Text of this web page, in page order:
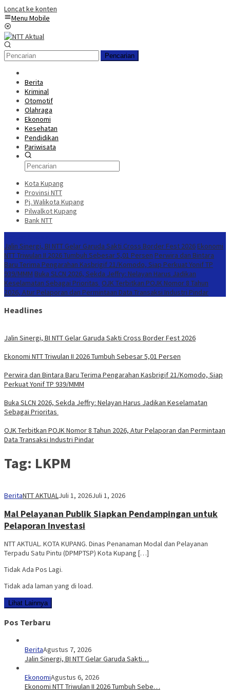
Loncat ke konten
Menu Mobile
Pencarian
Berita
Kriminal
Otomotif
Olahraga
Ekonomi
Kesehatan
Pendidikan
Pariwisata
Kota Kupang
Provinsi NTT
Pj. Walikota Kupang
Pilwalkot Kupang
Bank NTT
Jalin Sinergi, BI NTT Gelar Garuda Sakti Cross Border Fest 2026 Ekonomi
NTT Triwulan II 2026 Tumbuh Sebesar 5,01 Persen Perwira dan Bintara
Baru Terima Pengarahan Kasbrigif 21/Komodo, Siap Perkuat Yonif TP
939/MMM Buka SLCN 2026, Sekda Jeffry: Nelayan Harus Jadikan
Keselamatan Sebagai Prioritas OJK Terbitkan POJK Nomor 8 Tahun
2026, Atur Pelaporan dan Permintaan Data Transaksi Industri Pindar
Headlines
Jalin Sinergi, BI NTT Gelar Garuda Sakti Cross Border Fest 2026
Ekonomi NTT Triwulan II 2026 Tumbuh Sebesar 5,01 Persen
Perwira dan Bintara Baru Terima Pengarahan Kasbrigif 21/Komodo, Siap
Perkuat Yonif TP 939/MMM
Buka SLCN 2026, Sekda Jeffry: Nelayan Harus Jadikan Keselamatan
Sebagai Prioritas
OJK Terbitkan POJK Nomor 8 Tahun 2026, Atur Pelaporan dan Permintaan
Data Transaksi Industri Pindar
Tag: LKPM
BeritaNTT AKTUALJuli 1, 2026Juli 1, 2026
Mal Pelayanan Publik Siapkan Pendampingan untuk
Pelaporan Investasi
NTT AKTUAL. KOTA KUPANG. Dinas Penanaman Modal dan Pelayanan
Terpadu Satu Pintu (DPMPTSP) Kota Kupang […]
Tidak Ada Pos Lagi.
Tidak ada laman yang di load.
Lihat Lainnya
Pos Terbaru
BeritaAgustus 7, 2026
Jalin Sinergi, BI NTT Gelar Garuda Sakti…
EkonomiAgustus 6, 2026
Ekonomi NTT Triwulan II 2026 Tumbuh Sebe…